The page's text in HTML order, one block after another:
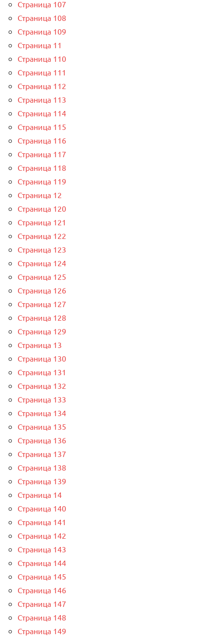
Страница 107
Страница 108
Страница 109
Страница 11
Страница 110
Страница 111
Страница 112
Страница 113
Страница 114
Страница 115
Страница 116
Страница 117
Страница 118
Страница 119
Страница 12
Страница 120
Страница 121
Страница 122
Страница 123
Страница 124
Страница 125
Страница 126
Страница 127
Страница 128
Страница 129
Страница 13
Страница 130
Страница 131
Страница 132
Страница 133
Страница 134
Страница 135
Страница 136
Страница 137
Страница 138
Страница 139
Страница 14
Страница 140
Страница 141
Страница 142
Страница 143
Страница 144
Страница 145
Страница 146
Страница 147
Страница 148
Страница 149